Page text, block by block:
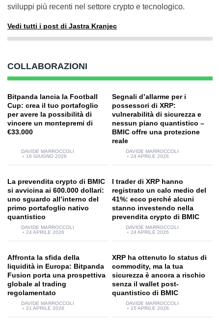
sviluppi più recenti nel settore crypto e tecnologico.
Vedi tutti i post di Jastra Kranjec
COLLABORAZIONI
Bitpanda lancia la Football
Cup: crea il tuo portafoglio
per avere la possibilità di
vincere un montepremi di
€33.000
DAVIDE MARROCCOLI
16 GIUGNO 2026
Segnali d’allarme per i
possessori di XRP:
vulnerabilità di sicurezza e
nessun piano quantistico –
BMIC offre una protezione
reale
DAVIDE MARROCCOLI
24 APRILE 2026
La prevendita crypto di BMIC
si avvicina ai 600.000 dollari:
uno sguardo all’interno del
primo portafoglio nativo
quantistico
DAVIDE MARROCCOLI
24 APRILE 2026
I trader di XRP hanno
registrato un calo medio del
41%: ecco perché alcuni
stanno investendo nella
prevendita crypto di BMIC
DAVIDE MARROCCOLI
24 APRILE 2026
Affronta la sfida della
liquidità in Europa: Bitpanda
Fusion porta una prospettiva
globale al trading
regolamentato
DAVIDE MARROCCOLI
21 APRILE 2026
XRP ha ottenuto lo status di
commodity, ma la tua
sicurezza è ancora a rischio
senza il wallet post-
quantistico di BMIC
DAVIDE MARROCCOLI
15 APRILE 2026